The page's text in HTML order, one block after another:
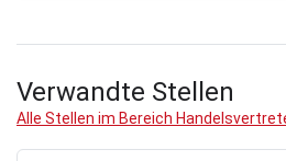
Verwandte Stellen
Alle Stellen im Bereich